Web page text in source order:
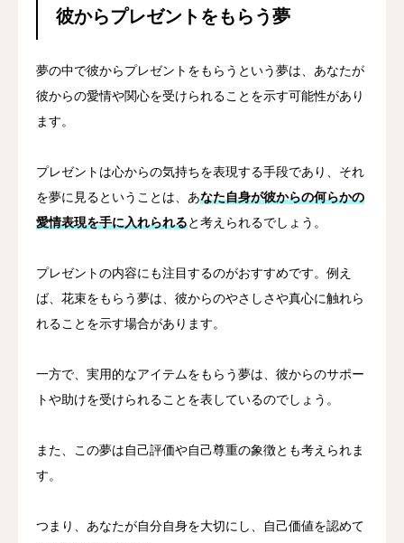
彼からプレゼントをもらう夢
夢の中で彼からプレゼントをもらうという夢は、あなたが
彼からの愛情や関心を受けられることを示す可能性があり
ます。
プレゼントは心からの気持ちを表現する手段であり、それ
を夢に見るということは、あなた自身が彼からの何らかの
愛情表現を手に入れられると考えられるでしょう。
プレゼントの内容にも注目するのがおすすめです。例え
ば、花束をもらう夢は、彼からのやさしさや真心に触れら
れることを示す場合があります。
一方で、実用的なアイテムをもらう夢は、彼からのサポー
トや助けを受けられることを表しているのでしょう。
また、この夢は自己評価や自己尊重の象徴とも考えられま
す。
つまり、あなたが自分自身を大切にし、自己価値を認めて